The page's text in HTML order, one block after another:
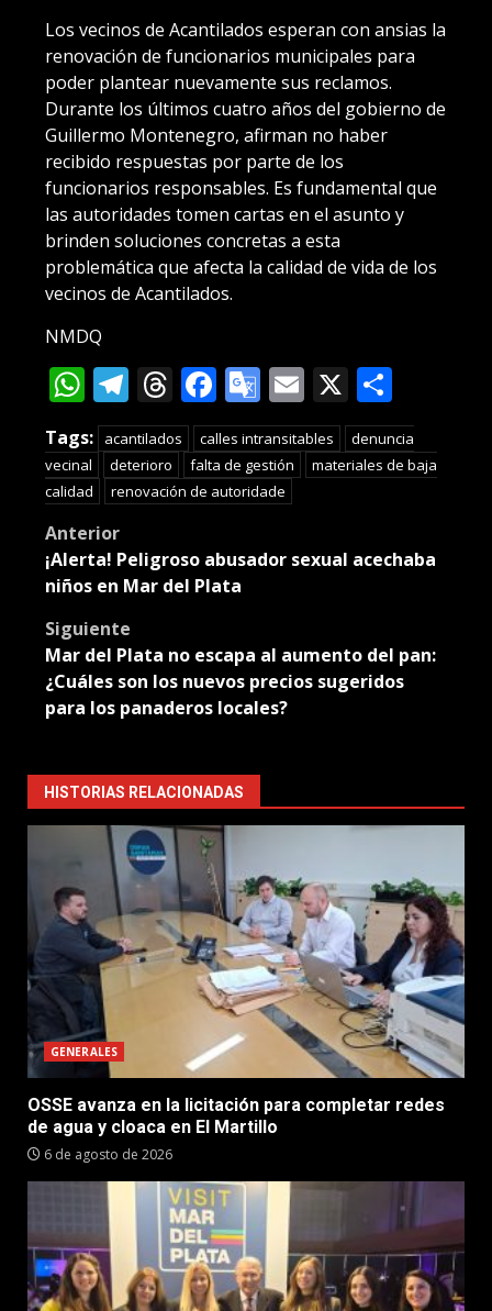
Los vecinos de Acantilados esperan con ansias la
renovación de funcionarios municipales para
poder plantear nuevamente sus reclamos.
Durante los últimos cuatro años del gobierno de
Guillermo Montenegro, afirman no haber
recibido respuestas por parte de los
funcionarios responsables. Es fundamental que
las autoridades tomen cartas en el asunto y
brinden soluciones concretas a esta
problemática que afecta la calidad de vida de los
vecinos de Acantilados.
NMDQ
WhatsApp
Telegram
Threads
Facebook
Google
Translate
Email
X
Tags: acantilados calles intransitables
denuncia
vecinal
deterioro falta de gestión
materiales de baja
calidad
renovación de autoridade
Post
navigation
Anterior
¡Alerta! Peligroso abusador sexual acechaba
niños en Mar del Plata
Siguiente
Mar del Plata no escapa al aumento del pan:
¿Cuáles son los nuevos precios sugeridos
para los panaderos locales?
HISTORIAS RELACIONADAS
GENERALES
OSSE avanza en la licitación para completar redes
de agua y cloaca en El Martillo
6 de agosto de 2026